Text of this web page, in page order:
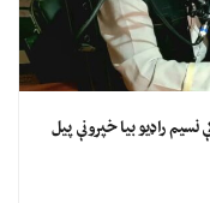
راډیو بیا خپرونې پیل